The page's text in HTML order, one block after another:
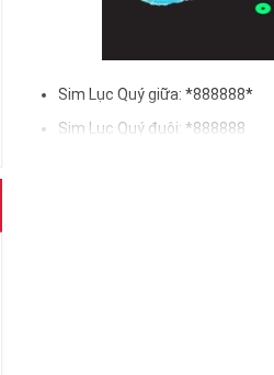
Sim Lục Quý giữa: *888888*
Sim Lục Quý đuôi: *888888
Và trên tất cả ý nghĩa sim lục quý 8